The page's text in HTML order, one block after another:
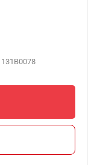
131B0078